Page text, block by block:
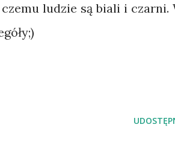
ludzie są biali i czarni.